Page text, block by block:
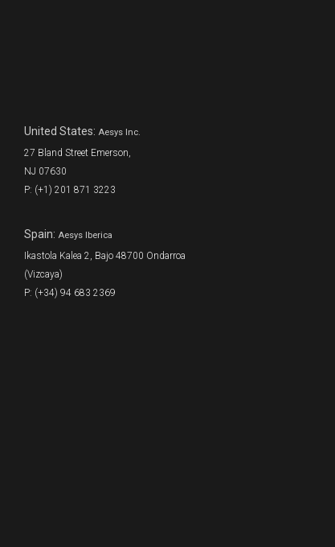
United States: Aesys Inc.
27 Bland Street Emerson,
NJ 07630
P: (+1) 201 871 3223
Spain: Aesys Iberica
Ikastola Kalea 2, Bajo 48700 Ondarroa
(Vizcaya)
P: (+34) 94 683 2369